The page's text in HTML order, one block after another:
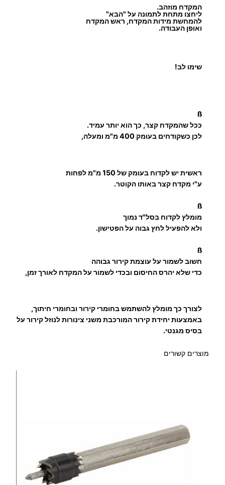
המקדח מוזהב.
ליחצו מתחת לתמונה על "הבא"
להמחשת מידות המקדח, ראש המקדח
ואופן העבודה.
שימו לב!
ß
ככל שהמקדח קצר, כך הוא יותר עמיד.
לכן כשקודחים בעומק 400 מ"מ ומעלה,
ראשית יש לקדוח בעומק של 150 מ"מ לפחות
ע"י מקדח קצר באותו הקוטר.
ß
מומלץ לקדוח בסל"ד נמוך
ולא להפעיל לחץ גבוה על הפטישון.
ß
חשוב לשמור על עוצמת קירור גבוהה
כדי שלא יהרס החיסום ובכדי לשמור על המקדח לאורך זמן,
לצורך כך מומלץ להשתמש בחומרי קירור ובחומרי חיתוך,
באמצעות יחידת קירור המורכבת משני צינורות לנוזל קירור על
בסיס מגנטי.
מוצרים קשורים